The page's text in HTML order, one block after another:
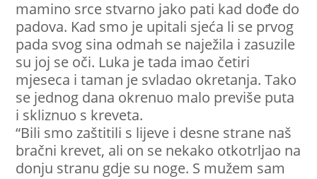
mamino srce stvarno jako pati kad dođe do
padova. Kad smo je upitali sjeća li se prvog
pada svog sina odmah se naježila i zasuzile
su joj se oči. Luka je tada imao četiri
mjeseca i taman je svladao okretanja. Tako
se jednog dana okrenuo malo previše puta
i skliznuo s kreveta.
“Bili smo zaštitili s lijeve i desne strane naš
bračni krevet, ali on se nekako otkotrljao na
donju stranu gdje su noge. S mužem sam